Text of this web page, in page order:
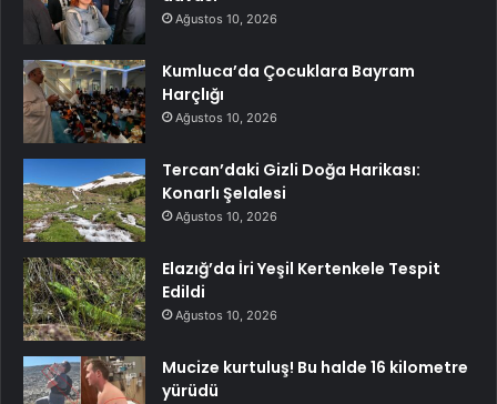
Ağustos 10, 2026
Kumluca’da Çocuklara Bayram
Harçlığı
Ağustos 10, 2026
Tercan’daki Gizli Doğa Harikası:
Konarlı Şelalesi
Ağustos 10, 2026
Elazığ’da İri Yeşil Kertenkele Tespit
Edildi
Ağustos 10, 2026
Mucize kurtuluş! Bu halde 16 kilometre
yürüdü